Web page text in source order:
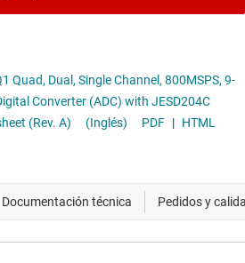
800MSPS, 9-
(Rev. A)
(Inglés) PDF | HTML